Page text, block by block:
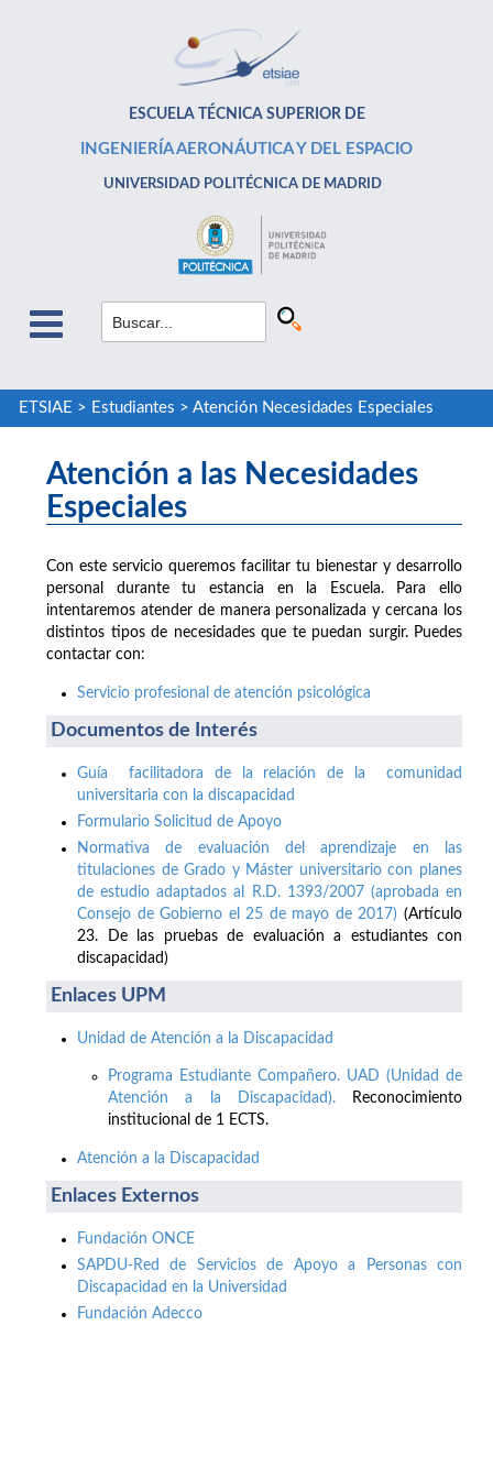
ESCUELA TÉCNICA SUPERIOR DE
INGENIERÍA AERONÁUTICA Y DEL ESPACIO
UNIVERSIDAD POLITÉCNICA DE MADRID
ETSIAE > Estudiantes > Atención Necesidades Especiales
Atención a las Necesidades
Especiales
Con este servicio queremos facilitar tu bienestar y desarrollo
personal durante tu estancia en la Escuela. Para ello
intentaremos atender de manera personalizada y cercana los
distintos tipos de necesidades que te puedan surgir. Puedes
contactar con:
Servicio profesional de atención psicológica
Documentos de Interés
Guía facilitadora de la relación de la comunidad
universitaria con la discapacidad
Formulario Solicitud de Apoyo
Normativa de evaluación del aprendizaje en las
titulaciones de Grado y Máster universitario con planes
de estudio adaptados al R.D. 1393/2007 (aprobada en
Consejo de Gobierno el 25 de mayo de 2017) (Artículo
23. De las pruebas de evaluación a estudiantes con
discapacidad)
Enlaces UPM
Unidad de Atención a la Discapacidad
Programa Estudiante Compañero. UAD (Unidad de
Atención a la Discapacidad).Reconocimiento
institucional de 1 ECTS.
Atención a la Discapacidad
Enlaces Externos
Fundación ONCE
SAPDU-Red de Servicios de Apoyo a Personas con
Discapacidad en la Universidad
Fundación Adecco